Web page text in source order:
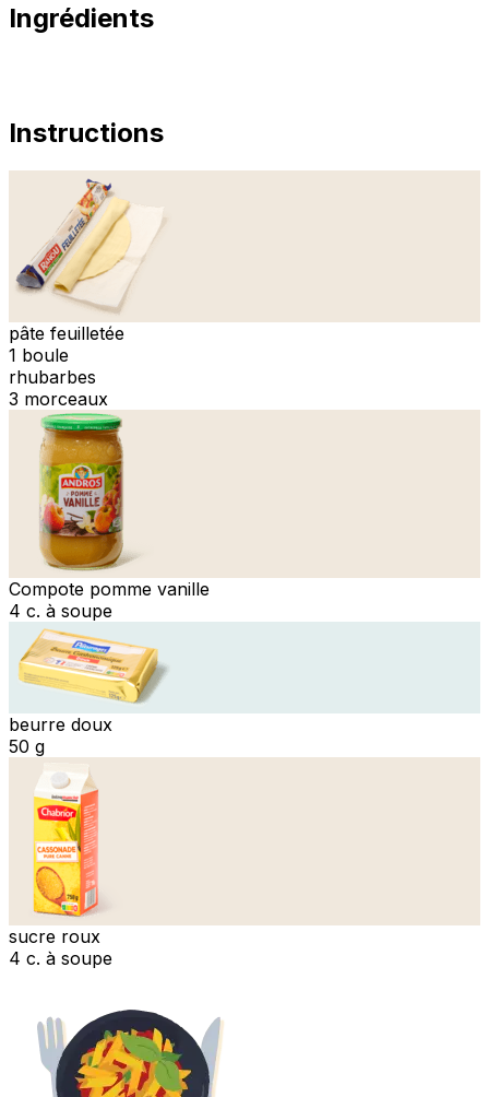
Ingrédients
Instructions
pâte feuilletée
1 boule
rhubarbes
3 morceaux
Compote pomme vanille
4 c. à soupe
beurre doux
50 g
sucre roux
4 c. à soupe